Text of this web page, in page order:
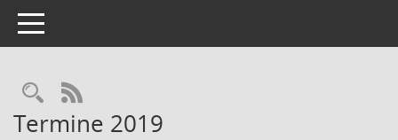
Toggle navigation
Rechercheauswahl
RSS-Feed
Termine 2019